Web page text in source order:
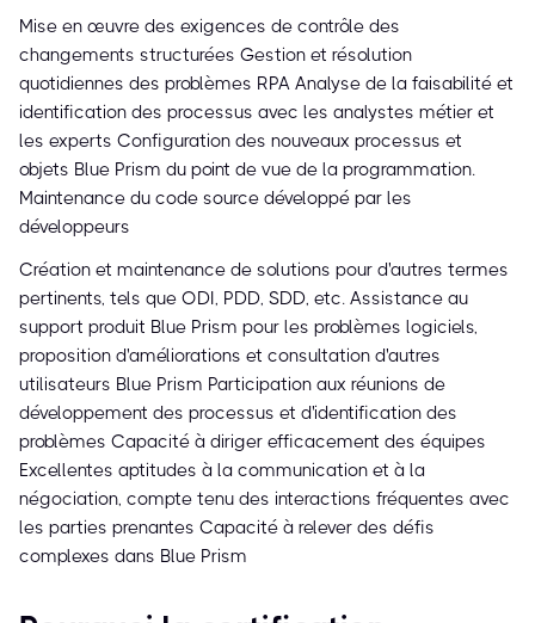
Mise en œuvre des exigences de contrôle des
changements structurées Gestion et résolution
quotidiennes des problèmes RPA Analyse de la faisabilité et
identification des processus avec les analystes métier et
les experts Configuration des nouveaux processus et
objets Blue Prism du point de vue de la programmation.
Maintenance du code source développé par les
développeurs
Création et maintenance de solutions pour d'autres termes
pertinents, tels que ODI, PDD, SDD, etc. Assistance au
support produit Blue Prism pour les problèmes logiciels,
proposition d'améliorations et consultation d'autres
utilisateurs Blue Prism Participation aux réunions de
développement des processus et d'identification des
problèmes Capacité à diriger efficacement des équipes
Excellentes aptitudes à la communication et à la
négociation, compte tenu des interactions fréquentes avec
les parties prenantes Capacité à relever des défis
complexes dans Blue Prism